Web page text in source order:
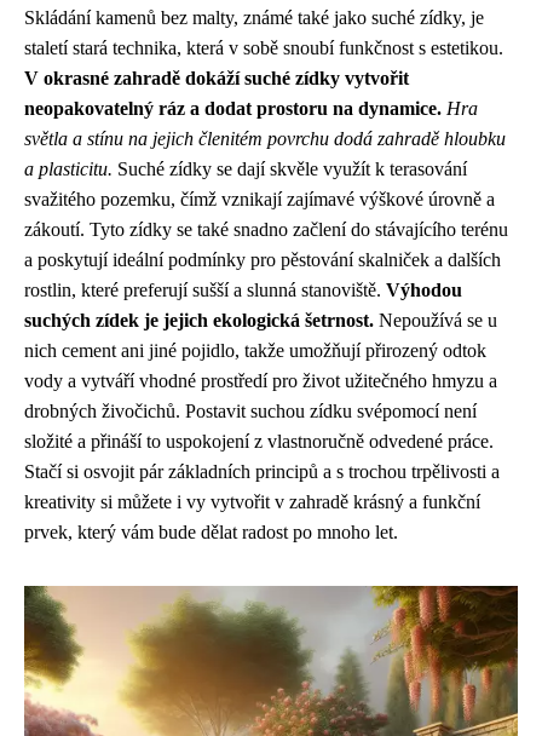
Skládání kamenů bez malty, známé také jako suché zídky, je
staletí stará technika, která v sobě snoubí funkčnost s estetikou.
V okrasné zahradě dokáží suché zídky vytvořit
neopakovatelný ráz a dodat prostoru na dynamice. Hra
světla a stínu na jejich členitém povrchu dodá zahradě hloubku
a plasticitu. Suché zídky se dají skvěle využít k terasování
svažitého pozemku, čímž vznikají zajímavé výškové úrovně a
zákoutí. Tyto zídky se také snadno začlení do stávajícího terénu
a poskytují ideální podmínky pro pěstování skalniček a dalších
rostlin, které preferují sušší a slunná stanoviště. Výhodou
suchých zídek je jejich ekologická šetrnost. Nepoužívá se u
nich cement ani jiné pojidlo, takže umožňují přirozený odtok
vody a vytváří vhodné prostředí pro život užitečného hmyzu a
drobných živočichů. Postavit suchou zídku svépomocí není
složité a přináší to uspokojení z vlastnoručně odvedené práce.
Stačí si osvojit pár základních principů a s trochou trpělivosti a
kreativity si můžete i vy vytvořit v zahradě krásný a funkční
prvek, který vám bude dělat radost po mnoho let.